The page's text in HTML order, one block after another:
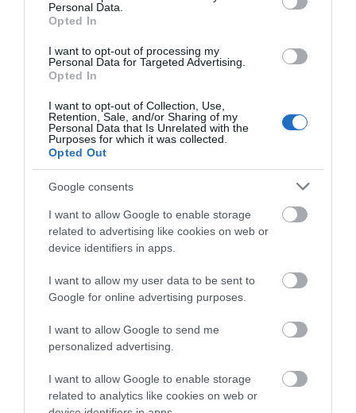
Personal Data.
Opted In
I want to opt-out of processing my
Personal Data for Targeted Advertising.
Opted In
I want to opt-out of Collection, Use,
Retention, Sale, and/or Sharing of my
Personal Data that Is Unrelated with the
Purposes for which it was collected.
Opted Out
Google consents
I want to allow Google to enable storage
related to advertising like cookies on web or
device identifiers in apps.
I want to allow my user data to be sent to
Google for online advertising purposes.
I want to allow Google to send me
personalized advertising.
I want to allow Google to enable storage
related to analytics like cookies on web or
Ο Αλέξης Τσίπρας παρουσιάζει το
οικονομικό πρόγραμμα της ΕΛ.Α.Σ.
στη Θεσσαλονίκη
08.08.2026 | 19:20
Κάνεις δεν ξεχνά τι έζησε η
Εύβοια πριν πέντε χρόνια
08.08.2026 | 19:00
Σε δημοπρασία η μπάλα των
08.08.2026 | 18:40
Εύβοιας: Μένουν κάθε μέρα χωρίς
νερό – Σοβαρή καταγγελία
Αγροτικές ενισχύσεις: Ποιοι θα
προκαταβολές
Όλες οι τελευταίες ειδήσεις
ΠΕΡΙΣΣΟΤΕΡΑ ΑΠΟ ΚΟΙΝΩΝΙΑ